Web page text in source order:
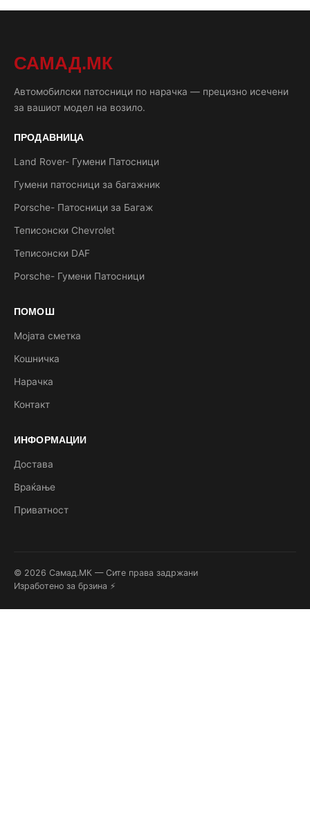
САМАД.МК
Автомобилски патосници по нарачка — прецизно исечени
за вашиот модел на возило.
ПРОДАВНИЦА
Land Rover- Гумени Патосници
Гумени патосници за багажник
Porsche- Патосници за Багаж
Теписонски Chevrolet
Теписонски DAF
Porsche- Гумени Патосници
ПОМОШ
Мојата сметка
Кошничка
Нарачка
Контакт
ИНФОРМАЦИИ
Достава
Враќање
Приватност
© 2026 Самад.МК — Сите права задржани
Изработено за брзина ⚡